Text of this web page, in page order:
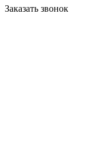
Заказать звонок